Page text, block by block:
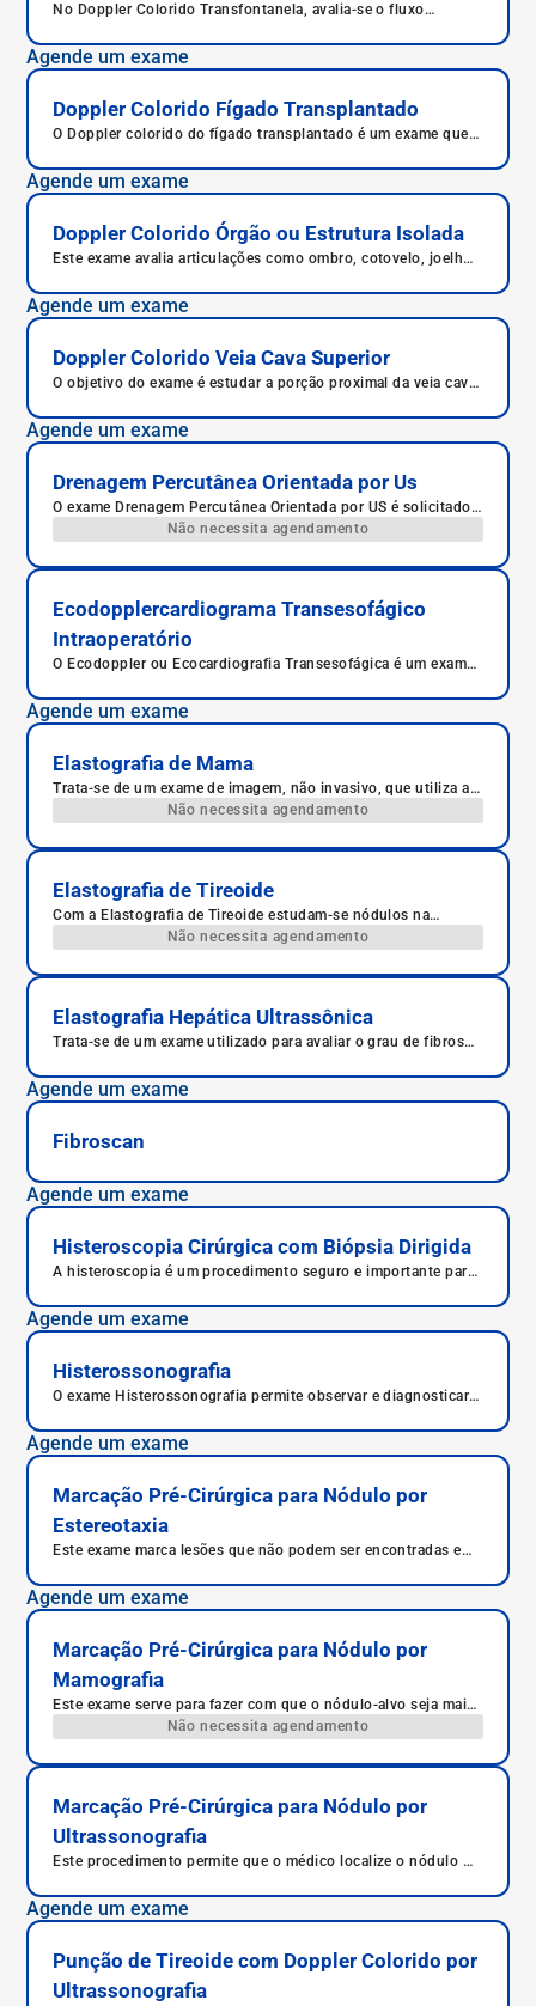
No Doppler Colorido Transfontanela, avalia-se o fluxo
Agende um exame
Doppler Colorido Fígado Transplantado
O Doppler colorido do fígado transplantado é um exame que
transplante. Ele permite verificar se o órgão está funcionando
bem e recebendo sangue adequadamente. É um procedimento
Agende um exame
Doppler Colorido Órgão ou Estrutura Isolada
Este exame avalia articulações como ombro, cotovelo, joelho,
Agende um exame
Doppler Colorido Veia Cava Superior
O objetivo do exame é estudar a porção proximal da veia cava
Agende um exame
Drenagem Percutânea Orientada por Us
O exame Drenagem Percutânea Orientada por US é solicitado
para drenagem de líquidos, ar e abscessos.
Não necessita agendamento
Ecodopplercardiograma Transesofágico
Intraoperatório
O Ecodoppler ou Ecocardiografia Transesofágica é um exame
com o objetivo de obter informações mais completas das
alterações estruturais e do funcionamento do coração. É
de uma sonda no esôfago.
Agende um exame
Elastografia de Mama
Trata-se de um exame de imagem, não invasivo, que utiliza as
técnicas do exame de ultrassom convencional - acoplado a
um software - com a finalidade de avaliar a compressibilidade
de diferentes tecidos do corpo humano.
Não necessita agendamento
Elastografia de Tireoide
Com a Elastografia de Tireoide estudam-se nódulos na
tireoide, se benignos ou malignos, e também sua localização
precisa.
Não necessita agendamento
Elastografia Hepática Ultrassônica
Trata-se de um exame utilizado para avaliar o grau de fibrose
Agende um exame
Fibroscan
Agende um exame
Histeroscopia Cirúrgica com Biópsia Dirigida
A histeroscopia é um procedimento seguro e importante para
Em caso de recomendação médica, é fundamental realizar o
exame para auxiliar no diagnóstico e tratamento adequados.
Agende um exame
Histerossonografia
O exame Histerossonografia permite observar e diagnosticar
cicatrizes uterinas, bloqueios nas trompas e endometriose.
Agende um exame
Marcação Pré-Cirúrgica para Nódulo por
Estereotaxia
Este exame marca lesões que não podem ser encontradas em
podem ser percebidas.
Agende um exame
Marcação Pré-Cirúrgica para Nódulo por
Mamografia
Este exame serve para fazer com que o nódulo-alvo seja mais
facilmente encontrado, já que muitos não são palpáveis por
meio de exame.
Não necessita agendamento
Marcação Pré-Cirúrgica para Nódulo por
Ultrassonografia
Este procedimento permite que o médico localize o nódulo no
retirada completa.
Agende um exame
Punção de Tireoide com Doppler Colorido por
Ultrassonografia